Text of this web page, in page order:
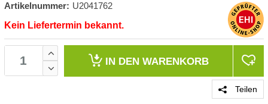
Artikelnummer: U2041762
Kein Liefertermin bekannt.
IN DEN WARENKORB
Teilen